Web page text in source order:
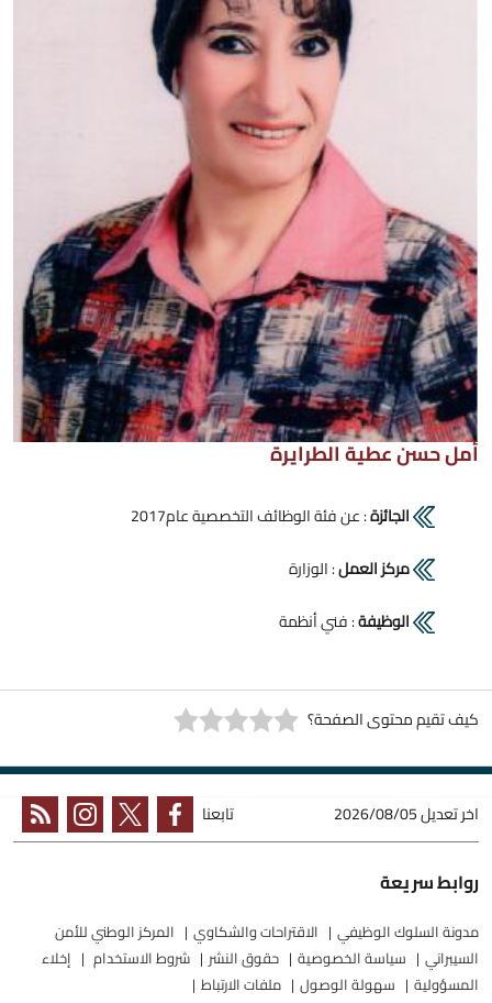
أمل حسن عطية الطرايرة
الجائزة: عن فئة الوظائف التخصصية عام2017
مركز العمل: الوزارة
الوظيفة: فني أنظمة
كيف تقيم محتوى الصفحة؟
اخر تعديل2026/08/05 تابعنا
روابط سريعة
مدونة السلوك الوظيفي الاقتراحات والشكاوي
المركز الوطني للأمن
السيبراني
سياسة الخصوصية حقوق النشر شروط الاستخدام
إخلاء
المسؤولية
سهولة الوصول ملفات الارتباط